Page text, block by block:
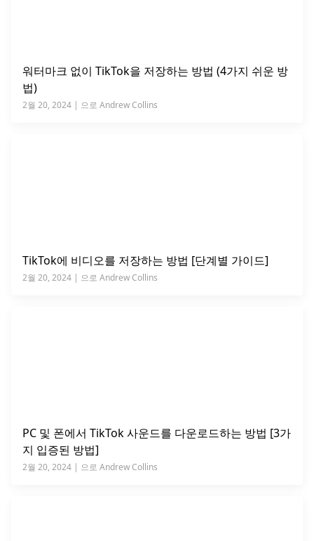
워터마크 없이 TikTok을 저장하는 방법 (4가지 쉬운 방
법)
2월 20, 2024 | 으로 Andrew Collins
TikTok에 비디오를 저장하는 방법 [단계별 가이드]
2월 20, 2024 | 으로 Andrew Collins
PC 및 폰에서 TikTok 사운드를 다운로드하는 방법 [3가
지 입증된 방법]
2월 20, 2024 | 으로 Andrew Collins